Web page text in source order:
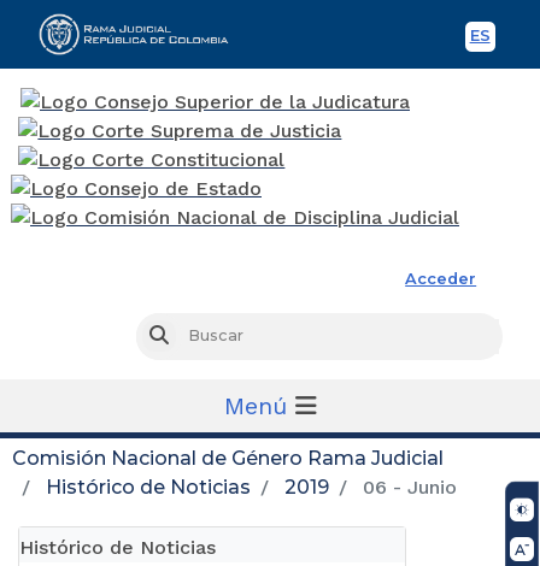
ES
Acceder
Buscar
Menú
Comisión Nacional de Género Rama Judicial
Histórico de Noticias
2019 06 - Junio
Histórico de Noticias